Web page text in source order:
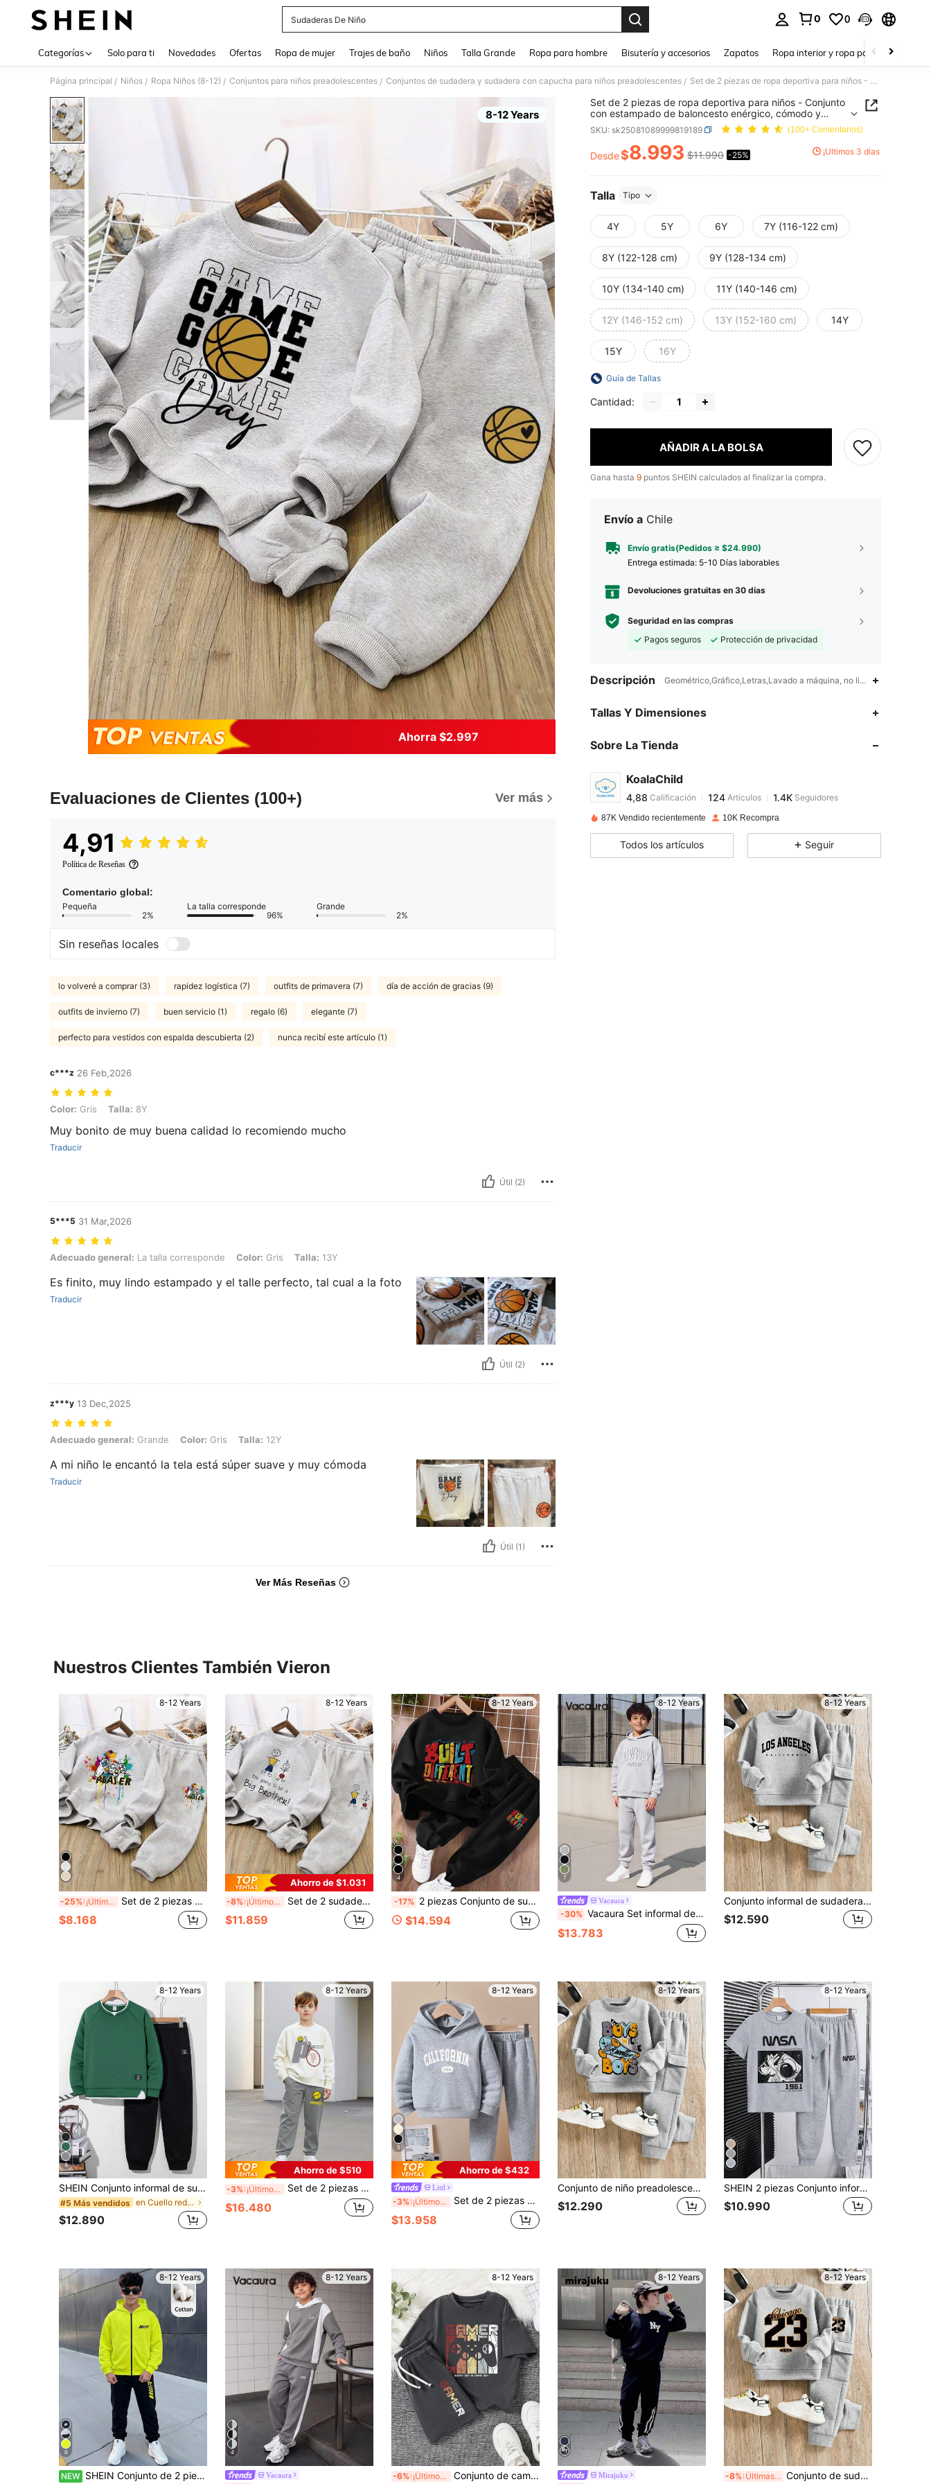
Sudaderas De Niño
0 0
Categorías Solo para ti Novedades Ofertas Ropa de mujer Trajes de baño Niños Talla Grande Ropa para hombre Bisutería y accesorios Zapatos Ropa interior y ropa para dormir
Página principal / Niños / Ropa Niños (8-12) / Conjuntos para niños preadolescentes / Conjuntos de sudadera y sudadera con capucha para niños preadolescentes / Set de 2 piezas de ropa deportiva para niños - Conjunto con estampado de baloncesto enérgico, cómodo y transpirable, uso casual para primavera y otoño
8-12 Years
Ahorra $2.997
Evaluaciones de Clientes (100+) Ver más
4,91
Política de Reseñas
Comentario global:
Pequeña
2%
La talla corresponde
96%
Grande
2%
Sin reseñas locales
lo volveré a comprar (3) rapidez logística (7) outfits de primavera (7) día de acción de gracias (9)
outfits de invierno (7) buen servicio (1) regalo (6) elegante (7)
perfecto para vestidos con espalda descubierta (2) nunca recibí este artículo (1)
c***z 26 Feb,2026
Color: Gris, Talla: 8Y
Color: Gris Talla: 8Y
Muy bonito de muy buena calidad lo recomiendo mucho
Traducir
Útil (2)
5***5 31 Mar,2026
Adecuado general: La talla corresponde, Color: Gris, Talla: 13Y
Adecuado general: La talla corresponde Color: Gris Talla: 13Y
Es finito, muy lindo estampado y el talle perfecto, tal cual a la foto
Traducir
Útil (2)
z***y 13 Dec,2025
Adecuado general: Grande, Color: Gris, Talla: 12Y
Adecuado general: Grande Color: Gris Talla: 12Y
A mi niño le encantó la tela está súper suave y muy cómoda
Traducir
Útil (1)
Ver Más Reseñas
Set de 2 piezas de ropa deportiva para niños - Conjunto
con estampado de baloncesto enérgico, cómodo y
transpirable, uso casual para primavera y otoño
SKU: sk25081089999819189 (100+ Comentarios)
PRICE AND AVAILABILITY
Desde$8.993 $11.990 -25% ¡Últimos 3 días
Talla Tipo
4Y 5Y 6Y 7Y (116-122 cm)
8Y (122-128 cm) 9Y (128-134 cm)
10Y (134-140 cm) 11Y (140-146 cm)
12Y (146-152 cm) 13Y (152-160 cm) 14Y
15Y 16Y
Guía de Tallas
Cantidad:
AÑADIR A LA BOLSA
Gana hasta 9 puntos SHEIN calculados al finalizar la compra.
Envío a Chile
Envío gratis(Pedidos ≥ $24.990)
Entrega estimada: 5-10 Días laborables
Devoluciones gratuitas en 30 días
Seguridad en las compras
Pagos seguros
Protección de privacidad
Descripción Geométrico,Gráfico,Letras,Lavado a máquina, no limpiar en seco,
Tallas Y Dimensiones
Sobre La Tienda
KoalaChild
4,88
4,88
s***cpagó Hace 1 día
4,88 124 1.4K
87K Vendido recientemente 10K Recompra
Todos los artículos Seguir
Nuestros Clientes También Vieron
8-12 Years
-25% ¡Últimos 3 días Set de 2 piezas de sudadera con estampado de mando de juego para niño preadolescente, cómodo y suave, uso casual diario para primavera y otoño
$8.168
8-12 Years
Ahorro de $1.031
-8% ¡Últimos 3 días Set de 2 sudaderas con estampado minimalista y lindo para niños, cómodas y suaves, adecuadas para uso casual en primavera y otoño
$11.859
8-12 Years
4
-17% 2 piezas Conjunto de sudadera cuello redondo con estampado gráfico de dibujos animados genial y pantalones deportivos para niño preadolescente, primavera otoño
$14.594
8-12 Years
7
Vacaura
-30% Vacaura Set informal de 2 piezas para niño preadolescente, sudadera con capucha y pantalón de chándal de tejido de punto, para otoño/invierno
$13.783
8-12 Years
Conjunto informal de sudadera de cuello redondo de manga larga con gráfico de letras y pantalón de chándal para niño preadolescente
$12.590
8-12 Years
8
SHEIN Conjunto informal de sudadera y pantalón de chándal 2 en 1 para niño preadolescente
#5 Más vendidos en Cuello redondo Conjuntos de sudadera y sudadera
$12.890
8-12 Years
Ahorro de $510
-3% ¡Últimos 3 días Set de 2 piezas de top de manga larga con estampado de béisbol y pantalones con cordón para niños - Conjunto de sudadera y pantalón deportivo casual para primavera/otoño/invierno
$16.480
8-12 Years
5
Ahorro de $432
Littl
-3% ¡Últimos 3 días Set de 2 piezas con sudadera con capucha y pantalones informales de felpa con impresión de letras para niño preadolescente, color gris oscuro
$13.958
8-12 Years
Conjunto de niño preadolescente - Sudadera cuello redondo con estampado de letras y pantalones de chándal
$12.290
8-12 Years
SHEIN 2 piezas Conjunto informal para niño preadolescente de camiseta de cuello redondo de manga corta con gráfico de letra de unicolor y pantalones cortos con bolsillo de cintura elástica con raya lateral, adecuado para primavera, verano, otoño, juego al aire libre, escuela, estilo callejero, fiesta y ocio, alta relación calidad-precio
$10.990
8-12 Years
6
NEW SHEIN Conjunto de 2 piezas para niño preadolescente: sudadera con capucha verde neón y pantalones largos negros con estampado de letras, estilo casual deportivo holgado para deportes al aire libre y escuela
8-12 Years
4
Vacaura
8-12 Years
-6% ¡Últimos 3 días Conjunto de camiseta de manga corta de cuello redondo con estampado de letras y pantalones cortos para niños preadolescentes
8-12 Years
Mirajuku
8-12 Years
-8% Últimas 9 hrs Conjunto de sudadera con cuello redondo y pantalón de chándal con estampado numérico para niño preadolescente